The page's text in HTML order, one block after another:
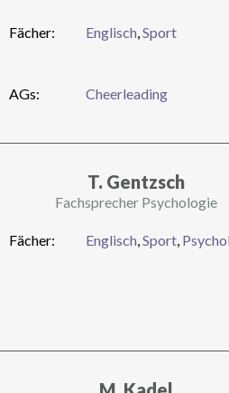
Fächer: Englisch,Sport
AGs: Cheerleading
T. Gentzsch
Fachsprecher Psychologie
Fächer: Englisch,Sport,